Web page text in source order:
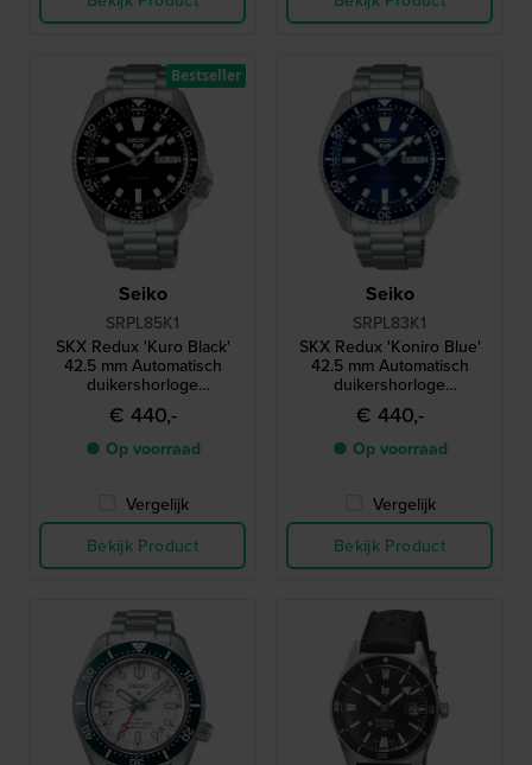
Seiko
SRPL85K1
SKX Redux 'Kuro Black'
42.5 mm Automatisch
duikershorloge
geïnspireerd op de
legendarische SKX399 uit
1998
€ 440,-
● Op voorraad
Vergelijk
Bekijk Product
Bestseller
Seiko
SRPL83K1
SKX Redux 'Koniro Blue'
42.5 mm Automatisch
duikershorloge
geïnspireerd op de
legendarische SKX399 uit
1998
€ 440,-
● Op voorraad
Vergelijk
Bekijk Product